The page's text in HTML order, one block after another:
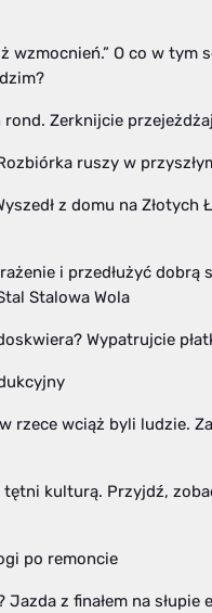
wzmocnień.” O co w tym
Zerknijcie
ruszy w
z domu na Złotych
i przedłużyć dobrą
Stalowa Wola
Wypatrujcie
rzece wciąż byli ludzie.
tętni kulturą. Przyjdź,
po remoncie
Jazda z finałem na